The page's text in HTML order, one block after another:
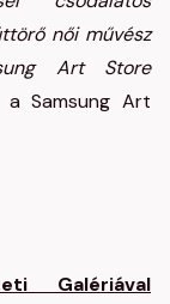
női művész
Art Store
Samsung Art
Galériával